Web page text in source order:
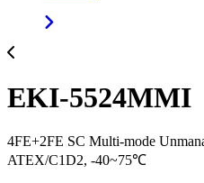
EKI-5524MMI
4FE+2FE SC Multi-mode
ATEX/C1D2, -40~75℃